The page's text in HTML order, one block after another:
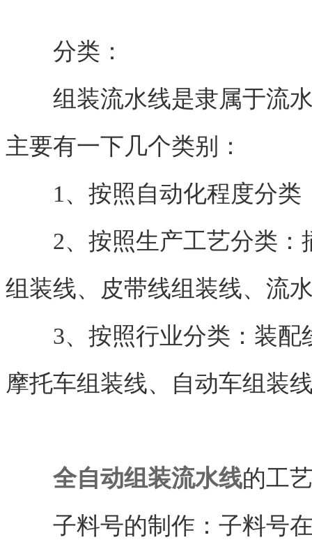
分类：
组装流水线是隶属于流水
主要有一下几个类别：
1、按照自动化程度分类
2、按照生产工艺分类：
组装线、皮带线组装线、流
3、按照行业分类：装配
摩托车组装线、自动车组装
全自动组装流水线的工
子料号的制作：子料号在